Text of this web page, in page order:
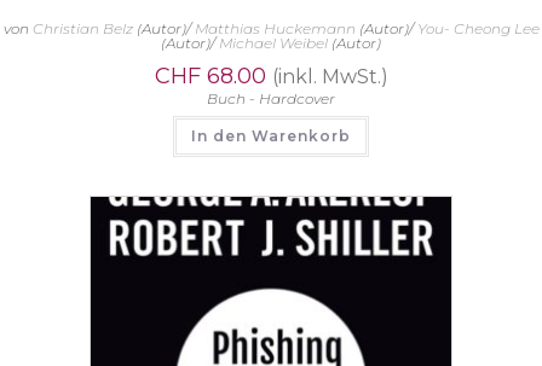
von Christian Belz(Autor)/Matthias Huckemann (Autor)/You- Cheong Lee
(Autor)/Michael Weibel (Autor)
CHF68.00 (inkl. MwSt.)
Buch - Hardcover
In den Warenkorb